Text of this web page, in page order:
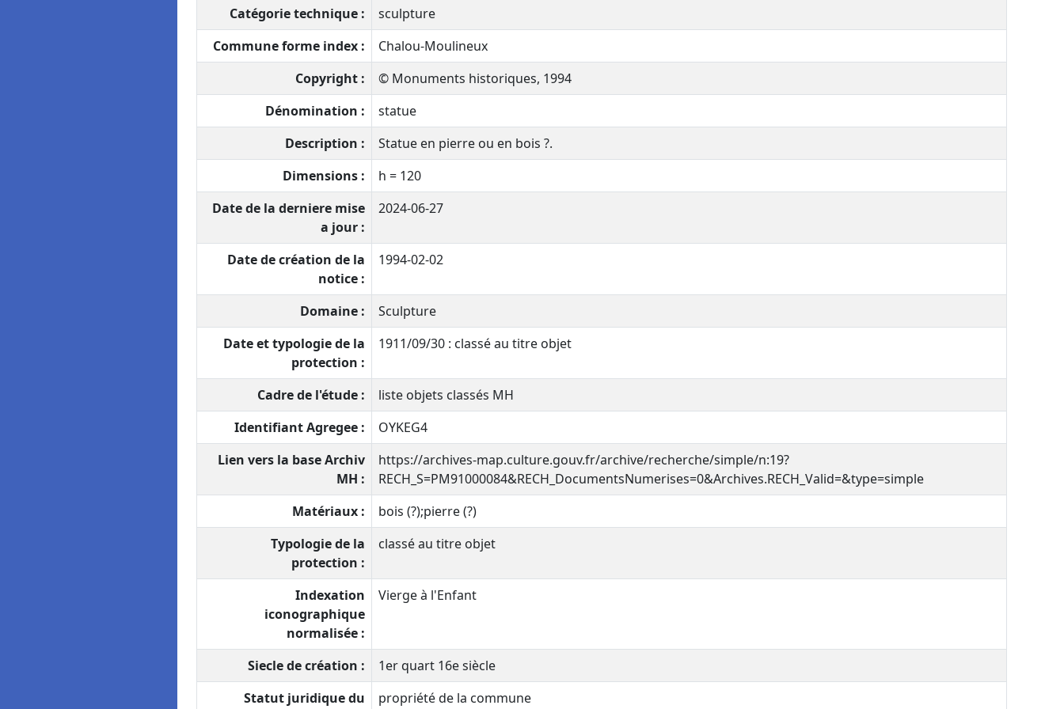
Catégorie technique :
sculpture
Commune forme index :
Chalou-Moulineux
Copyright :
© Monuments historiques, 1994
Dénomination :
statue
Description :
Statue en pierre ou en bois ?.
Dimensions :
h = 120
Date de la derniere mise
a jour :
2024-06-27
Date de création de la
notice :
1994-02-02
Domaine :
Sculpture
Date et typologie de la
protection :
1911/09/30 : classé au titre objet
Cadre de l'étude :
liste objets classés MH
Identifiant Agregee :
OYKEG4
Lien vers la base Archiv
MH :
https://archives-map.culture.gouv.fr/archive/recherche/simple/n:19?
RECH_S=PM91000084&RECH_DocumentsNumerises=0&Archives.RECH_Valid=&type=simple
Matériaux :
bois (?);pierre (?)
Typologie de la
protection :
classé au titre objet
Indexation
iconographique
normalisée :
Vierge à l'Enfant
Siecle de création :
1er quart 16e siècle
Statut juridique du
propriété de la commune